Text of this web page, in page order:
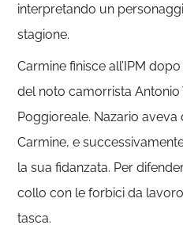
interpretando un
stagione.
Carmine finisce all’IPM
del noto camorrista
Poggioreale. Nazario
Carmine, e
la sua fidanzata. Per
collo con le forbici da
tasca.